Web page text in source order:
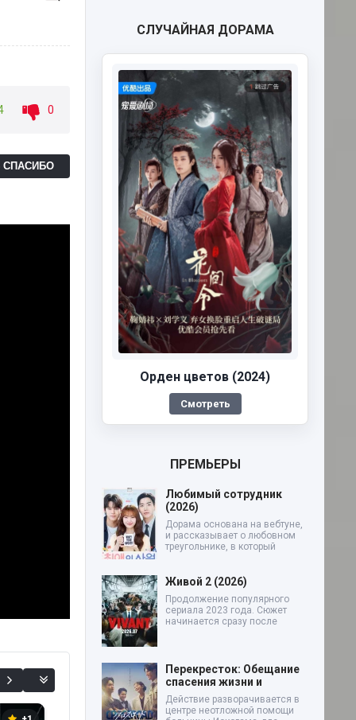
0
СПАСИБО
СЛУЧАЙНАЯ ДОРАМА
Орден цветов (2024)
Смотреть
ПРЕМЬЕРЫ
Любимый сотрудник
(2026)
Дорама основана на вебтуне,
и рассказывает о любовном
треугольнике, в который
Живой 2 (2026)
Продолжение популярного
сериала 2023 года. Сюжет
начинается сразу после
Перекресток: Обещание
спасения жизни и
Действие разворачивается в
центре неотложной помощи